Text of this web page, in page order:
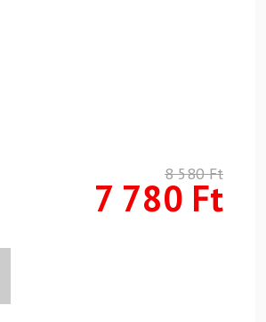
8 580Ft
7 780 Ft